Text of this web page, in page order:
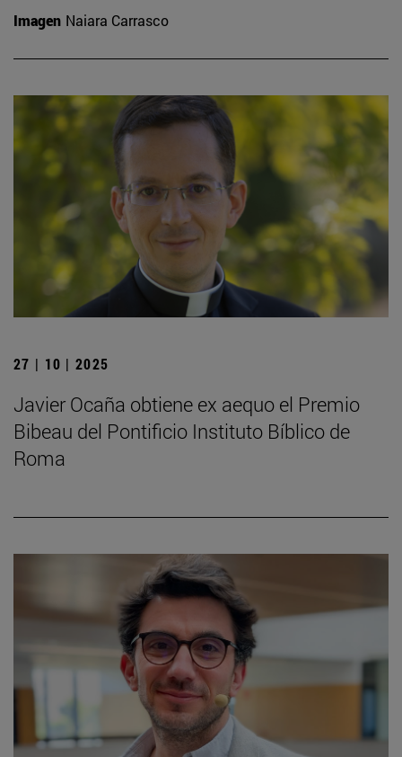
Imagen Naiara Carrasco
27 | 10 | 2025
Javier Ocaña obtiene ex aequo el Premio
Bibeau del Pontificio Instituto Bíblico de
Roma